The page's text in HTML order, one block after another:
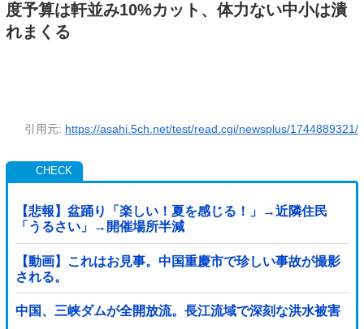
度予算は軒並み10%カット、体力ない中小は潰
れまくる
引用元: https://asahi.5ch.net/test/read.cgi/newsplus/1744889321/
【悲報】盆踊り「楽しい！夏を感じる！」→近隣住民
「うるさい」→開催場所半減
【動画】これはお見事。中国重慶市で珍しい事故が撮影
される。
中国、三峡ダムが全開放流。長江流域で深刻な洪水被害